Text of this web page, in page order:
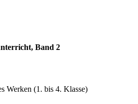
Band 2
Werken (1. bis 4. Klasse)